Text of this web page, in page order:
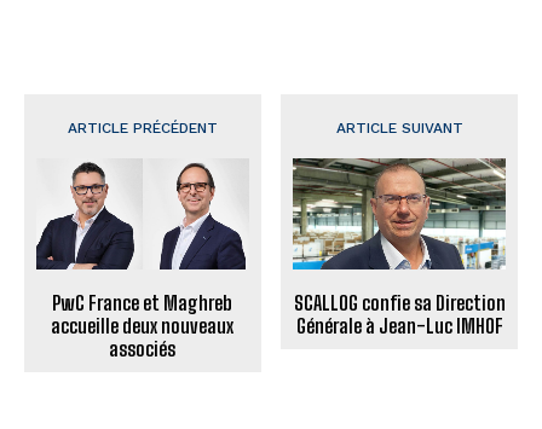
ARTICLE PRÉCÉDENT
PwC France et Maghreb
accueille deux nouveaux
associés
ARTICLE SUIVANT
SCALLOG confie sa Direction
Générale à Jean-Luc IMHOF